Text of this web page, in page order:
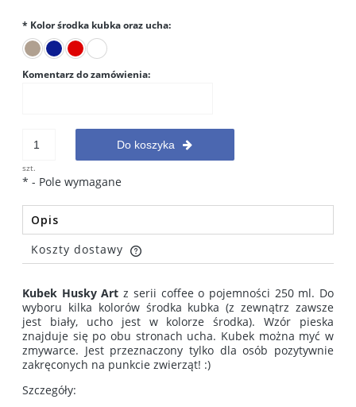
* Kolor środka kubka oraz ucha:
Komentarz do zamówienia:
szt.
Do koszyka
* - Pole wymagane
Opis
Koszty dostawy
Cena nie zawiera ewentualnych kosztów płatności
Kubek Husky Art z serii coffee o pojemności 250 ml. Do
wyboru kilka kolorów środka kubka (z zewnątrz zawsze
jest biały, ucho jest w kolorze środka). Wzór pieska
znajduje się po obu stronach ucha. Kubek można myć w
zmywarce. Jest przeznaczony tylko dla osób pozytywnie
zakręconych na punkcie zwierząt! :)
Szczegóły: